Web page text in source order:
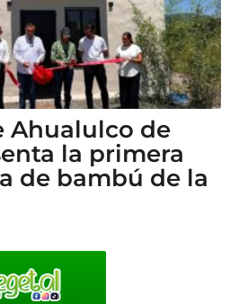
Ahualulco de
la primera
de bambú de la